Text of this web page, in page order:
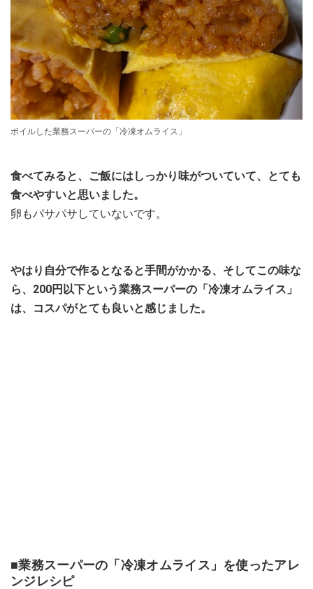
ボイルした業務スーパーの「冷凍オムライス」
食べてみると、ご飯にはしっかり味がついていて、とても
食べやすいと思いました。
卵もパサパサしていないです。
やはり自分で作るとなると手間がかかる、そしてこの味な
ら、200円以下という業務スーパーの「冷凍オムライス」
は、コスパがとても良いと感じました。
■業務スーパーの「冷凍オムライス」を使ったアレ
ンジレシピ